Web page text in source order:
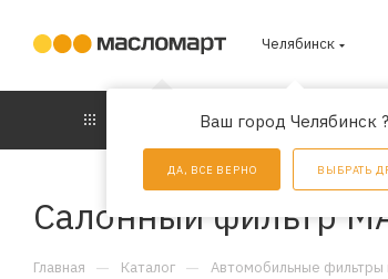
Челябинск
Ваш город Челябинск ?
ДА, ВСЕ ВЕРНО ВЫБРАТЬ
АКЦИИ
Салонный фильтр
Главная — Каталог — Автомобильные фильтры